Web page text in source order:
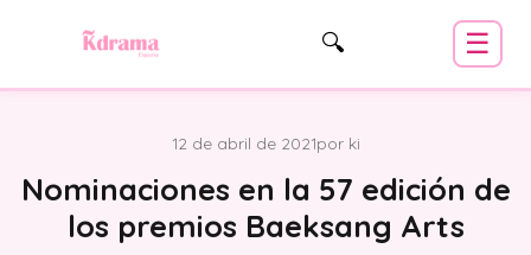
🔍 ☰
12 de abril de 2021por ki
Nominaciones en la 57 edición de
los premios Baeksang Arts